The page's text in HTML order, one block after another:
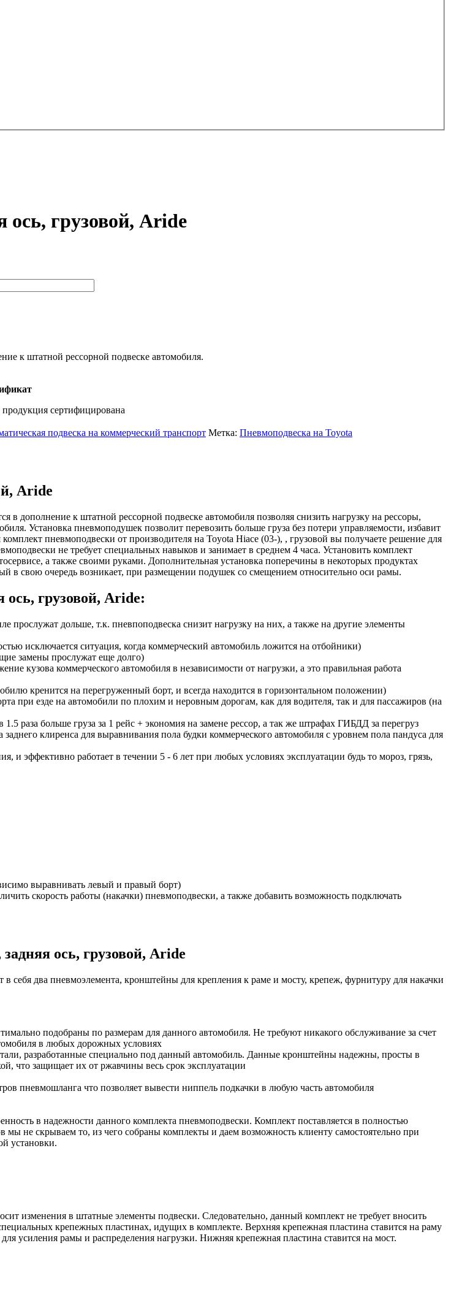
ось, грузовой, Aride
к штатной рессорной подвеске автомобиля.
сертифицирована
подвеска на коммерческий транспорт Метка: Пневмоподвеска на Toyota
Aride
в дополнение к штатной рессорной подвеске автомобиля позволяя снизить нагрузку на рессоры,
Установка пневмоподушек позволит перевозить больше груза без потери управляемости, избавит
пневмоподвески от производителя на Toyota Hiace (03-), , грузовой вы получаете решение для
не требует специальных навыков и занимает в среднем 4 часа. Установить комплект
а также своими руками. Дополнительная установка поперечины в некоторых продуктах
в свою очередь возникает, при размещении подушек со смещением относительно оси рамы.
ось, грузовой, Aride:
дольше, т.к. пневпоподвеска снизит нагрузку на них, а также на другие элементы
исключается ситуация, когда коммерческий автомобиль ложится на отбойники)
замены прослужат еще долго)
кузова коммерческого автомобиля в независимости от нагрузки, а это правильная работа
кренится на перегруженный борт, и всегда находится в горизонтальном положении)
при езде на автомобили по плохим и неровным дорогам, как для водителя, так и для пассажиров (на
раза больше груза за 1 рейс + экономия на замене рессор, а так же штрафах ГИБДД за перегруз
клиренса для выравнивания пола будки коммерческого автомобиля с уровнем пола пандуса для
и эффективно работает в течении 5 - 6 лет при любых условиях эксплуатации будь то мороз, грязь,
выравнивать левый и правый борт)
скорость работы (накачки) пневмоподвески, а также добавить возможность подключать
ось, грузовой, Aride
себя два пневмоэлемента, кронштейны для крепления к раме и мосту, крепеж, фурнитуру для накачки
подобраны по размерам для данного автомобиля. Не требуют никакого обслуживание за счет
в любых дорожных условиях
разработанные специально под данный автомобиль. Данные кронштейны надежны, просты в
что защищает их от ржавчины весь срок эксплуатации
пневмошланга что позволяет вывести ниппель подкачки в любую часть автомобиля
в надежности данного комплекта пневмоподвески. Комплект поставляется в полностью
не скрываем то, из чего собраны комплекты и даем возможность клиенту самостоятельно при
установки.
изменения в штатные элементы подвески. Следовательно, данный комплект не требует вносить
крепежных пластинах, идущих в комплекте. Верхняя крепежная пластина ставится на раму
усиления рамы и распределения нагрузки. Нижняя крепежная пластина ставится на мост.